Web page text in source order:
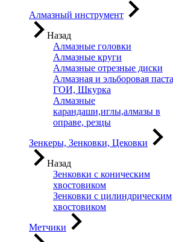
Алмазный инструмент
Назад
Алмазные головки
Алмазные круги
Алмазные отрезные диски
Алмазная и эльборовая
ГОИ, Шкурка
Алмазные
карандаши,иглы,алмазы в
оправе, резцы
Зенкеры, Зенковки, Цековки
Назад
Зенковки с коническим
хвостовиком
Зенковки с цилиндрическим
хвостовиком
Метчики